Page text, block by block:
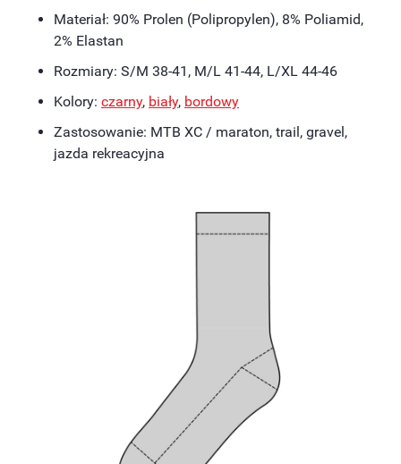
Materiał: 90% Prolen (Polipropylen), 8% Poliamid,
2% Elastan
Rozmiary: S/M 38-41, M/L 41-44, L/XL 44-46
Kolory: czarny, biały, bordowy
Zastosowanie: MTB XC / maraton, trail, gravel,
jazda rekreacyjna